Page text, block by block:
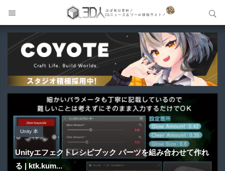
Unreal Engine アセット
Pipe It | 直感的にパイプ形状を構築出来るUnreal Engine
5...
Unreal Engine アセット
Directive Utilities | ブループリントライブラリやエディタ
ス...
Unity 本
Unityエフェクトレシピブック パーツを組み合わせて作れ
る | ktk.kum...
アセット-Asset
SiroinoSotai | 完全無料＆CC0 で商用利用OKなVRChat
向け...
Blender アドオン
Bioform | 現役臨床医の3DCGアーティストが実際の解剖
学に基づいて構築...
サイト内検索